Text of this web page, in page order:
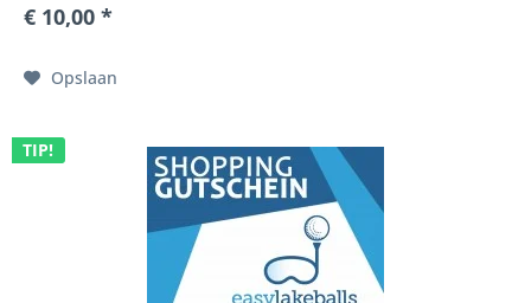
€ 10,00 *
Opslaan
TIP!